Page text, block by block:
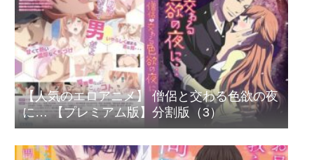
【人気のエロアニメ】 僧侶と交わる色欲の夜
に… 【プレミアム版】分割版（3）